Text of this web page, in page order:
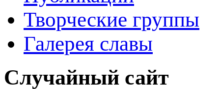
Творческие группы
Галерея славы
Случайный сайт